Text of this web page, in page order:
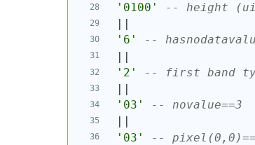
'0100'
-- height
'6'
--
||
'2'
-- first band
||
'03'
-- novalue==3
'03'
--